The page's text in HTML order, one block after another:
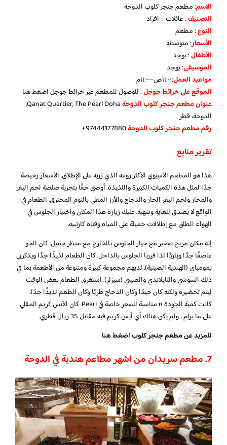
الاسم: مطعم جنجر كلوب الدوحة
التصنيف: عائلات – افراد
النوع :مطعم
الأسعار:متوسطة
الأطفال:يوجد
الموسيقى:يوجد
مواعيد العمل:١١:٠٠ص–١١:٠٠م
الموقع على خرائط جوجل: للوصول للمطعم عبر خرائط جوجلاضغط هنا
عنوان مطعم جنجر كلوب الدوحة
Qanat Quartier, The Pearl Doha,
الدوحة، قطر
رقم مطعم جنجر كلوب الدوحة97444177880+
تقرير متابع
هذا هو المطعم الآسيوي الأكثر روعة الذي زرته على الإطلاق. الأسعار رخيصة
جدًا لمثل هذه الكميات الكبيرة واللذيذة. أوصي حقًا بتجربة صلصة لحم البقر
والمحار ولحم البقر الحار والدجاج والأرز المقلي بالثوم المحترق. الطعام في
الواقع لا يصدق للغاية وشهية. عليك زيارة هذا المكان واختيار الجلوس في
الهواء الطلق مع إطلالات جميلة على المياه وقناة كارتييه.
إنه مكان مريح صغير مع خيار الجلوس بالخارج مع منظر جميل. كان الجو
عاصفًا جدًا وباردًا لذا قررنا الجلوس بالداخل. كان الطعام لذيذًا جدًا ويذكرني
بمومباي (الهندية الصينية). لديهم مجموعة كبيرة ومتنوعة من الأطعمة بما في
ذلك السوشي والتايلاندي والصيني (سيزلر). استغرق الطعام بعض الوقت
ليتم تحضيره ولكنه كان جيدًا وكان الدجاج طريًا وكان الطعم لذيذًا جدًا.
كانت كمية الجودة n مناسبة للسعر خاصة في Pearl. كان الآيس كريم المقلي
على ما يرام ، ولم يكن هناك أي أيس كريم فيه مقابل 35 ريال قطري.
للمزيد عن مطعم جنجر كلوباضغط هنا
7. مطعم سريدان من اشهر مطاعم هندية في الدوحة